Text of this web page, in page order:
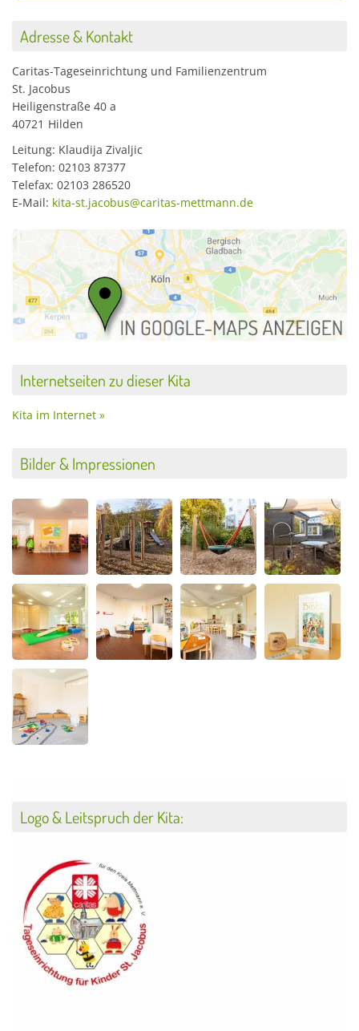
Adresse & Kontakt
Caritas-Tageseinrichtung und Familienzentrum
St. Jacobus
Heiligenstraße 40 a
40721 Hilden
Leitung: Klaudija Zivaljic
Telefon: 02103 87377
Telefax: 02103 286520
E-Mail: kita-st.jacobus@caritas-mettmann.de
Internetseiten zu dieser Kita
Kita im Internet »
Bilder & Impressionen
Logo & Leitspruch der Kita: